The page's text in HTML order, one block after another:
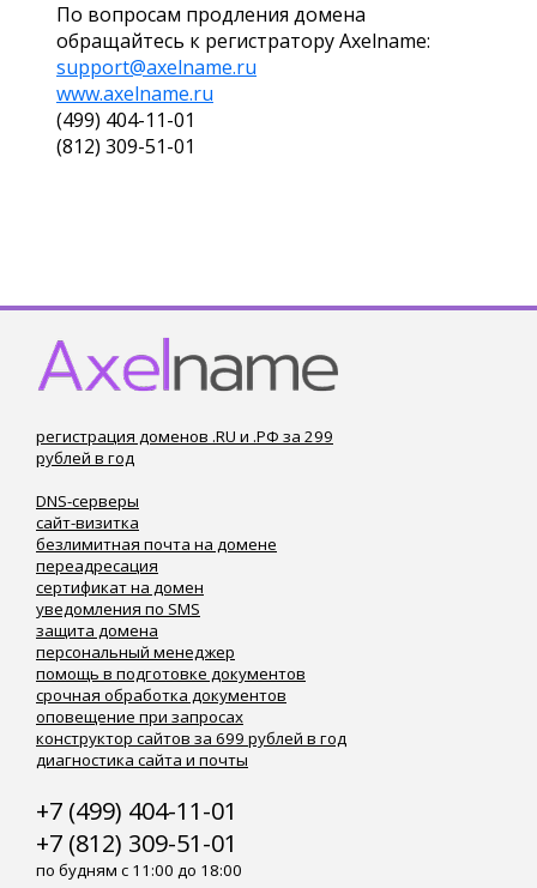
По вопросам продления домена
обращайтесь к регистратору Axelname:
support@axelname.ru
www.axelname.ru
(499) 404-11-01
(812) 309-51-01
регистрация доменов .RU и .РФ за 299
рублей в год
DNS-серверы
сайт-визитка
безлимитная почта на домене
переадресация
сертификат на домен
уведомления по SMS
защита домена
персональный менеджер
помощь в подготовке документов
срочная обработка документов
оповещение при запросах
конструктор сайтов за 699 рублей в год
диагностика сайта и почты
+7 (499) 404-11-01
+7 (812) 309-51-01
по будням с 11:00 до 18:00